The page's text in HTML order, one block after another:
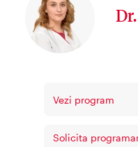
Vezi program
Solicita